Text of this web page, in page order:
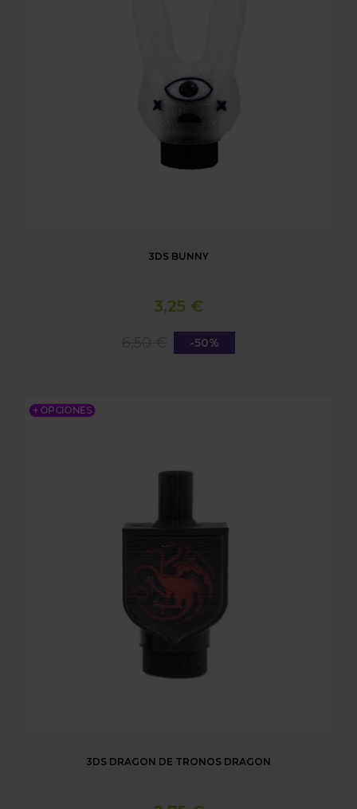
3DS BUNNY
3,25 €
-50%
+ OPCIONES
3DS DRAGON DE TRONOS DRAGON
3DS DRAGON DE TRONOS DRAGON